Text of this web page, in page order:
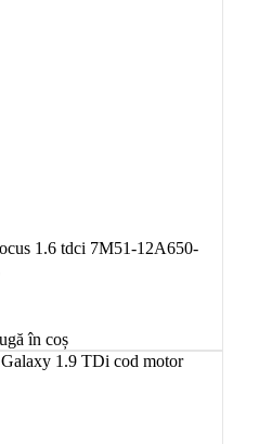
1.6 tdci 7M51-12A650-
în coș